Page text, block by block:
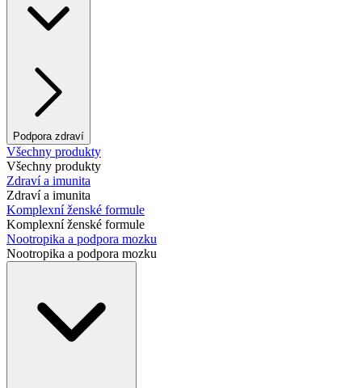
Podpora zdraví
Všechny produkty
Všechny produkty
Zdraví a imunita
Zdraví a imunita
Komplexní ženské formule
Komplexní ženské formule
Nootropika a podpora mozku
Nootropika a podpora mozku